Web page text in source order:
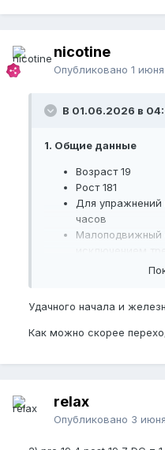
nicotine
Опубликовано 1 июня
В 01.06.2026 в
1. Общие данные
Возраст 19
Рост 181
Для упражнений
часов
Малоподвижный
2. Основные размеры
BPEL= 182 мм
BPFSL= 193 мм
Член не обрезан
Твердая - 8
Удачного начала и
Как можно скорее
relax
Опубликовано 3 июня